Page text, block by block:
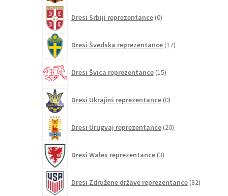
Dresi Srbiji reprezentance 0izdelkov
Dresi Švedska reprezentance 17izdelkov
Dresi Švica reprezentance 15izdelkov
Dresi Ukrajini reprezentance 0izdelkov
Dresi Urugvaj reprezentance 20izdelkov
Dresi Wales reprezentance 3izdelki
Dresi Združene države reprezentance 82izdelkov